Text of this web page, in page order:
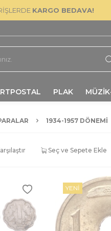
KARGO BEDAVA!
PLAK
1934-1957 DÖNEMI
Seç ve Sepete Ekle
YENI